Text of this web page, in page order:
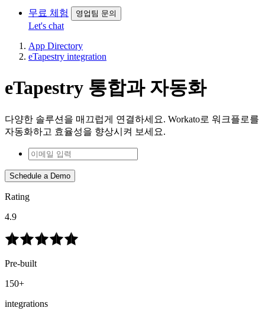
무료 체험 영업팀 문의
Let's chat
App Directory
eTapestry integration
eTapestry 통합과 자동화
다양한 솔루션을 매끄럽게 연결하세요. Workato로 워크플로를
자동화하고 효율성을 향상시켜 보세요.
Schedule a Demo
Rating
4.9
Pre-built
150+
integrations